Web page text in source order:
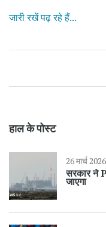
जारी रखें पढ़ रहे हैं...
हाल के पोस्ट
26 मार्च 2026
सरकार ने
जाएगा